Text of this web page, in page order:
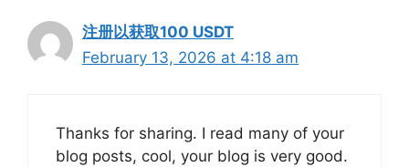
注册以获取100 USDT
February 13, 2026 at 4:18 am
Thanks for sharing. I read many of your
blog posts, cool, your blog is very good.